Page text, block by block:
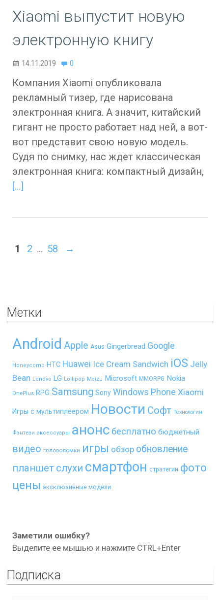
Xiaomi выпустит новую
электронную книгу
14.11.2019 0
Компания Xiaomi опубликовала
рекламный тизер, где нарисована
электронная книга. А значит, китайский
гигант не просто работает над ней, а вот-
вот представит свою новую модель.
Судя по снимку, нас ждет классическая
электронная книга: компактный дизайн,
[…]
1 2 … 58 →
Метки
Android Apple Asus Gingerbread Google
Honeycomb HTC Huawei Ice Cream Sandwich iOS Jelly
Bean Lenovo LG Lollipop Meizu Microsoft MMORPG Nokia
OnePlus RPG Samsung Sony Windows Phone Xiaomi
Игры с мультиплеером Новости Софт Технологии
Фэнтези аксессуары анонс бесплатно бюджетный
видео головоломки игры обзор обновление
планшет слухи смартфон стратегии фото
цены эксклюзивные модели
Заметили ошибку?
Выделите ее мышью и нажмите CTRL+Enter
Подписка